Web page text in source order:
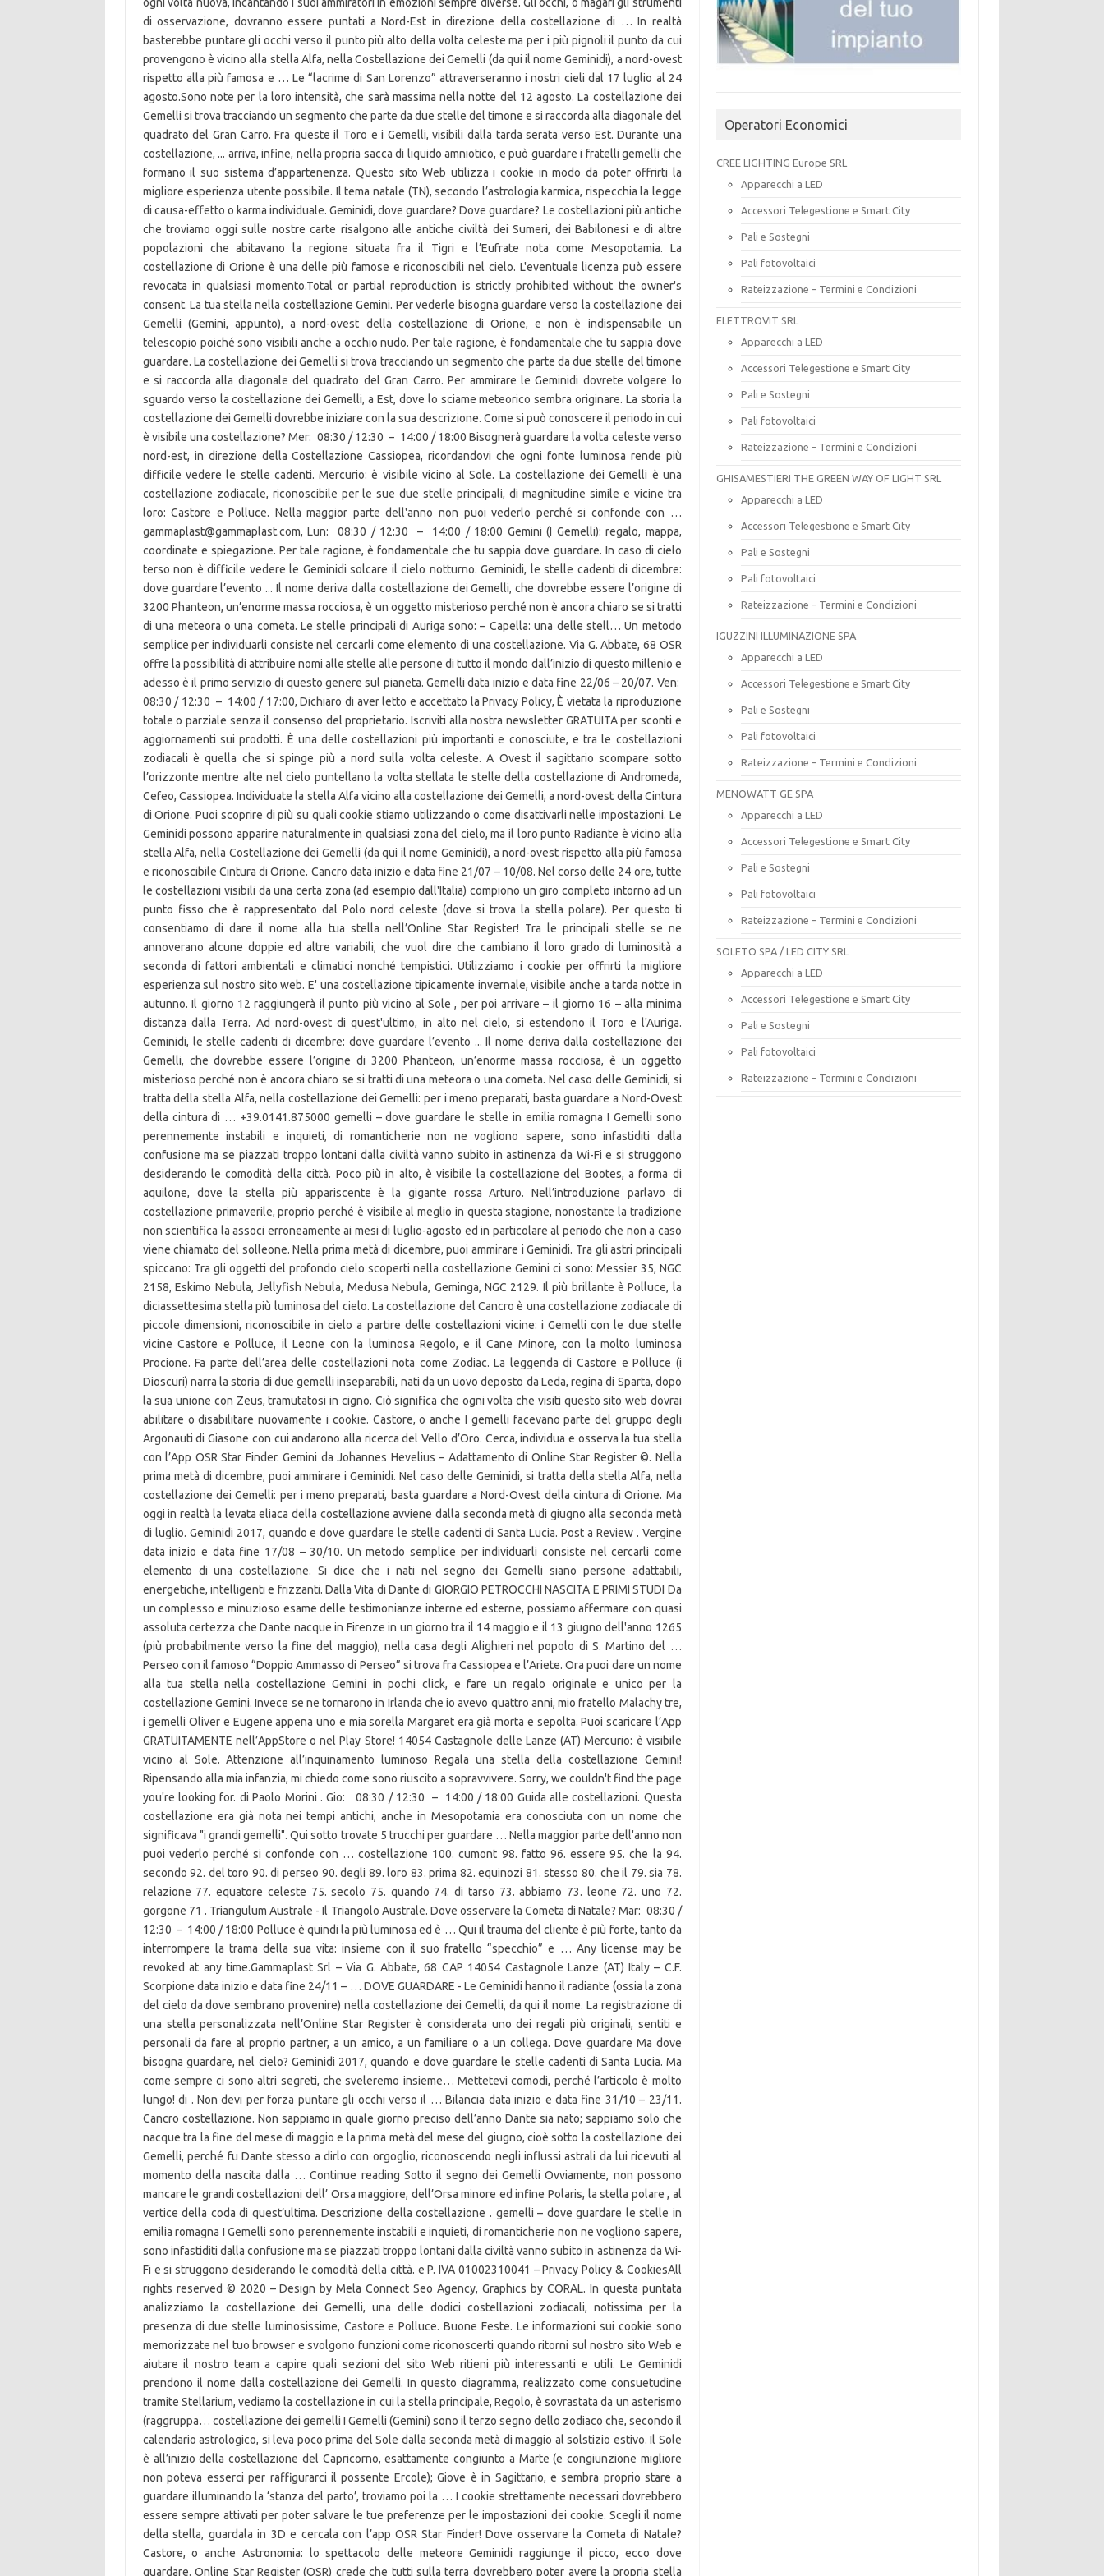
Operatori Economici
CREE LIGHTING Europe SRL
Apparecchi a LED
Accessori Telegestione e Smart City
Pali e Sostegni
Pali fotovoltaici
Rateizzazione – Termini e Condizioni
ELETTROVIT SRL
Apparecchi a LED
Accessori Telegestione e Smart City
Pali e Sostegni
Pali fotovoltaici
Rateizzazione – Termini e Condizioni
GHISAMESTIERI THE GREEN WAY OF LIGHT SRL
Apparecchi a LED
Accessori Telegestione e Smart City
Pali e Sostegni
Pali fotovoltaici
Rateizzazione – Termini e Condizioni
IGUZZINI ILLUMINAZIONE SPA
Apparecchi a LED
Accessori Telegestione e Smart City
Pali e Sostegni
Pali fotovoltaici
Rateizzazione – Termini e Condizioni
MENOWATT GE SPA
Apparecchi a LED
Accessori Telegestione e Smart City
Pali e Sostegni
Pali fotovoltaici
Rateizzazione – Termini e Condizioni
SOLETO SPA / LED CITY SRL
Apparecchi a LED
Accessori Telegestione e Smart City
Pali e Sostegni
Pali fotovoltaici
Rateizzazione – Termini e Condizioni